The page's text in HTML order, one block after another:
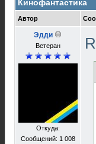
Кинофантастика
Автор
Эдди
Ветеран
Откуда:
Сообщений: 1 008